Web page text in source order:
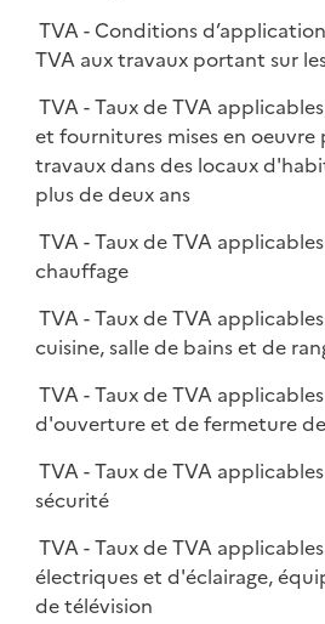
TVA - Conditions
TVA aux travaux portant sur
TVA - Taux de TVA
et fournitures mises en
travaux dans des locaux
plus de deux ans
TVA - Taux de TVA
chauffage
TVA - Taux de TVA
cuisine, salle de bains et de
TVA - Taux de TVA
d'ouverture et de fermeture
TVA - Taux de TVA
sécurité
TVA - Taux de TVA
électriques et d'éclairage,
de télévision